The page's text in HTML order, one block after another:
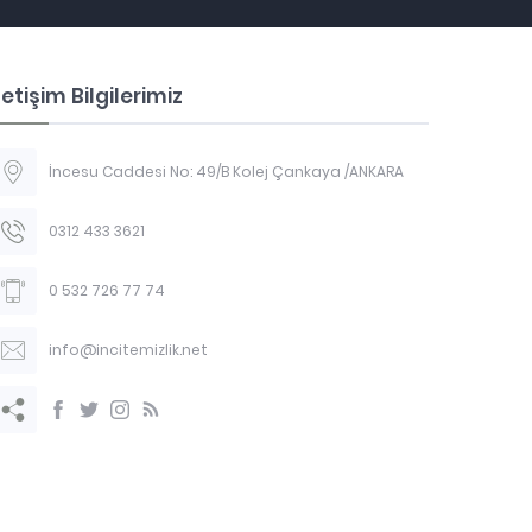
Bilgilerimiz
İncesu Caddesi No: 49/B Kolej Çankaya /ANKARA
0312 433 3621
0 532 726 77 74
info@incitemizlik.net